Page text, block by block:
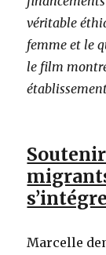
véritable
femme et le
le film
Marcelle